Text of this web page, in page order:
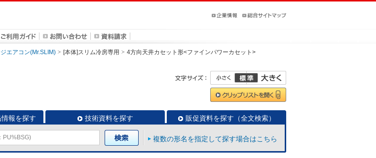
エアコン(Mr.SLIM) [本体]スリム冷房専用
4方向天井カセット形<ファインパワーカセット>
報を探す 技術資料を探す 販促資料を探す（全文検索）
複数の形名を指定して探す場合はこちら